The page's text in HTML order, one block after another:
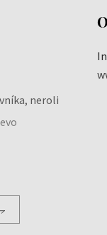
neroli